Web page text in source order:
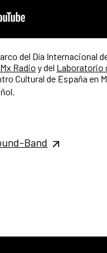
del Dí­a Internacional
Radio y del Laboratorio
Cultural de España en
Band